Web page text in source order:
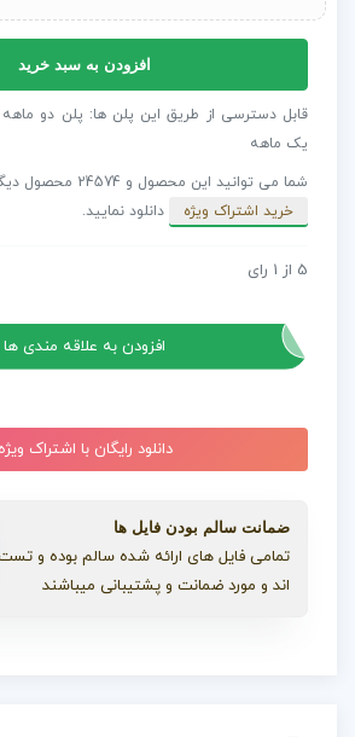
استوری
های
اینستاگرام
عدد
افزودن به سبد خرید
قابل دسترسی از طریق این پلن ها: پلن دو
یک ماهه
شما می توانید این محصول و 24574 محصول دیگر را با کمترین قیمت و
خرید اشتراک ویژه
دانلود نمایید.
پروژه افترافکت استوری های تایپوگرافی
5 از 1 رای
افزودن به علاقه مندی ها
دانلود رایگان با اشتراک ویژه
ضمانت سالم بودن فایل ها
تمامی فایل های ارائه شده سالم بوده و
اند و مورد ضمانت و پشتیبانی میباشند